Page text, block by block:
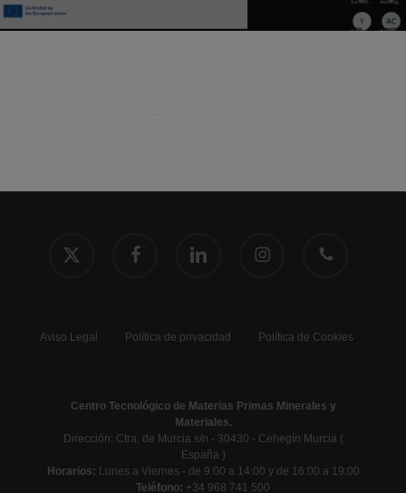
twitter
Aviso Legal Política de privacidad Política de Cookies
Centro Tecnológico de Materias Primas Minerales y
Materiales.
Dirección: Ctra. de Murcia s/n - 30430 - Cehegín Murcia (
España )
Horarios: Lunes a Viernes - de 9:00 a 14:00 y de 16:00 a 19:00
Teléfono: +34 968 741 500